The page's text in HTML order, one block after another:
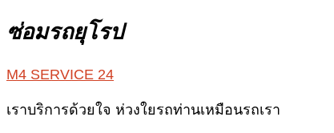
ซ่อมรถยุโรป
M4 SERVICE 24
เราบริการด้วยใจ ห่วงใยรถท่านเหมือนรถเรา